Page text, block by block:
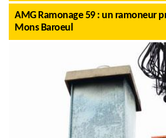
AMG Ramonage 59 : un ramoneur
Mons Baroeul